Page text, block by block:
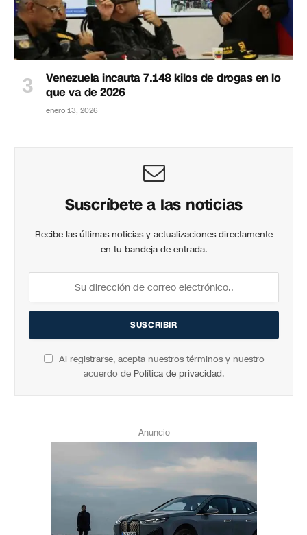
Venezuela incauta 7.148 kilos de drogas en lo
que va de 2026
enero 13, 2026
Suscríbete a las noticias
Recibe las últimas noticias y actualizaciones directamente
en tu bandeja de entrada.
Al registrarse, acepta nuestros términos y nuestro
acuerdo de Política de privacidad.
Anuncio